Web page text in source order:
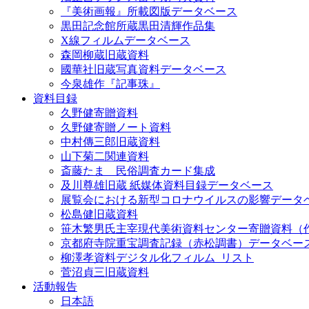
『美術画報』所載図版データベース
黒田記念館所蔵黒田清輝作品集
X線フィルムデータベース
森岡柳蔵旧蔵資料
國華社旧蔵写真資料データベース
今泉雄作『記事珠』
資料目録
久野健寄贈資料
久野健寄贈ノート資料
中村傳三郎旧蔵資料
山下菊二関連資料
斎藤たま 民俗調査カード集成
及川尊雄旧蔵 紙媒体資料目録データベース
展覧会における新型コロナウイルスの影響データ
松島健旧蔵資料
笹木繁男氏主宰現代美術資料センター寄贈資料（
京都府寺院重宝調査記録（赤松調書）データベー
柳澤孝資料デジタル化フィルム_リスト
菅沼貞三旧蔵資料
活動報告
日本語